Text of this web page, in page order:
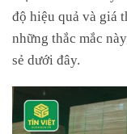
độ hiệu quả và giá
những thắc mắc
sẻ dưới đây.